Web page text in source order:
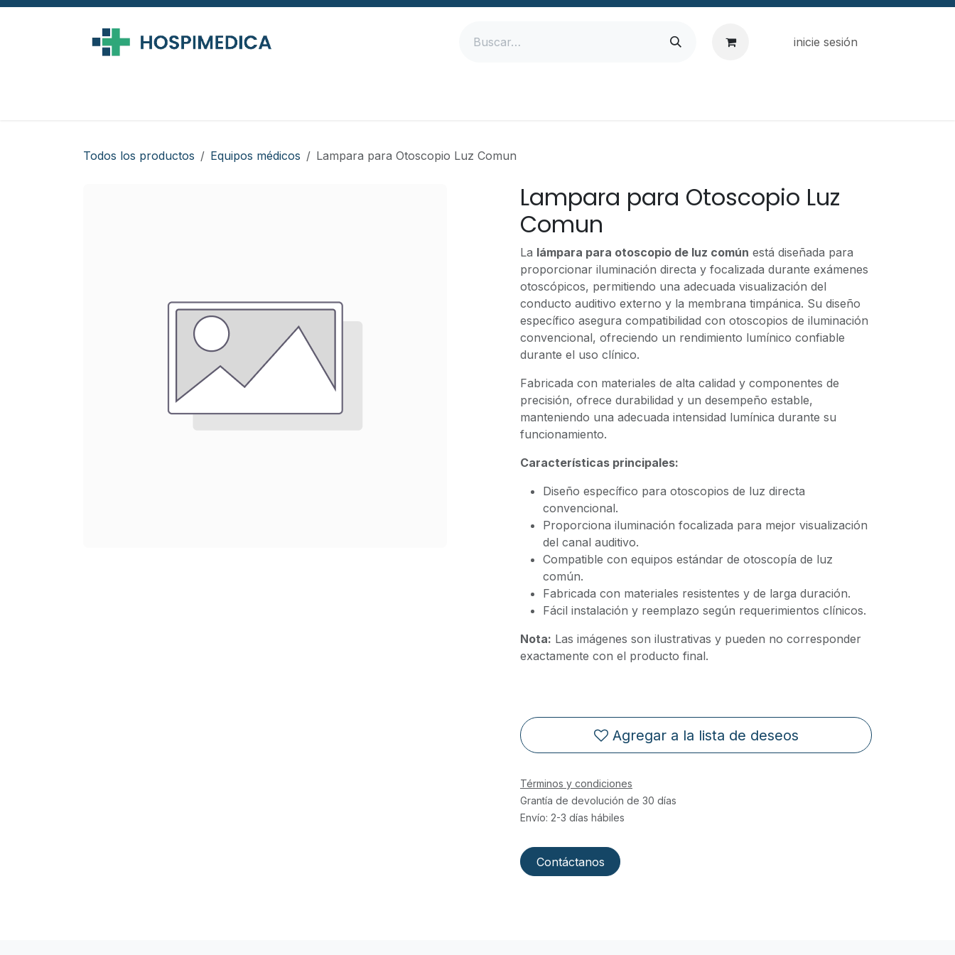
Ir al contenido
inicie sesión
Todos los productos Equipos médicos Lampara para Otoscopio Luz Comun
Lampara para Otoscopio Luz
Comun
La lámpara para otoscopio de luz común está diseñada para
proporcionar iluminación directa y focalizada durante exámenes
otoscópicos, permitiendo una adecuada visualización del
conducto auditivo externo y la membrana timpánica. Su diseño
específico asegura compatibilidad con otoscopios de iluminación
convencional, ofreciendo un rendimiento lumínico confiable
durante el uso clínico.
Fabricada con materiales de alta calidad y componentes de
precisión, ofrece durabilidad y un desempeño estable,
manteniendo una adecuada intensidad lumínica durante su
funcionamiento.
Características principales:
Diseño específico para otoscopios de luz directa
convencional.
Proporciona iluminación focalizada para mejor visualización
del canal auditivo.
Compatible con equipos estándar de otoscopía de luz
común.
Fabricada con materiales resistentes y de larga duración.
Fácil instalación y reemplazo según requerimientos clínicos.
Nota: Las imágenes son ilustrativas y pueden no corresponder
exactamente con el producto final.
Agregar a la lista de deseos
Términos y condiciones
Grantía de devolución de 30 días
Envío: 2-3 días hábiles
Contáctanos